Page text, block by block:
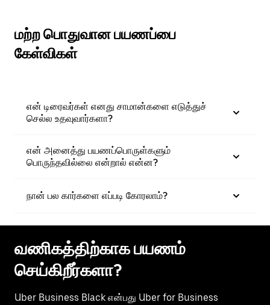
மற்ற பொதுவான பயணப்பை
கேள்விகள்
என் டிரைவர்கள் எனது சாமான்களை எடுத்துச்
செல்ல உதவுவார்களா?
என் அனைத்து பயணப்பொருள்களும்
பொருந்தவில்லை என்றால் என்ன?
நான் பல கார்களை எப்படி கோரலாம்?
வணிகத்திற்காக பயணம்
செய்கிறீர்களா?
Uber Business Black என்பது Uber for Business